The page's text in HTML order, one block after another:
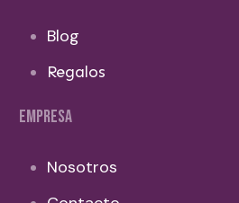
Blog
Regalos
EMPRESA
Nosotros